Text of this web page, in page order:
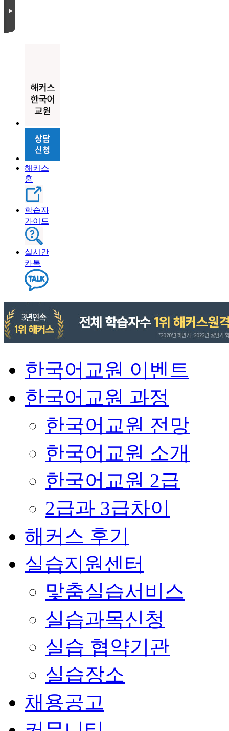
해커스
홈
학습자
가이드
실시간
카톡
한국어교원 이벤트
한국어교원 과정
한국어교원 전망
한국어교원 소개
한국어교원 2급
2급과 3급차이
해커스 후기
실습지원센터
맟춤실습서비스
실습과목신청
실습 협약기관
실습장소
채용공고